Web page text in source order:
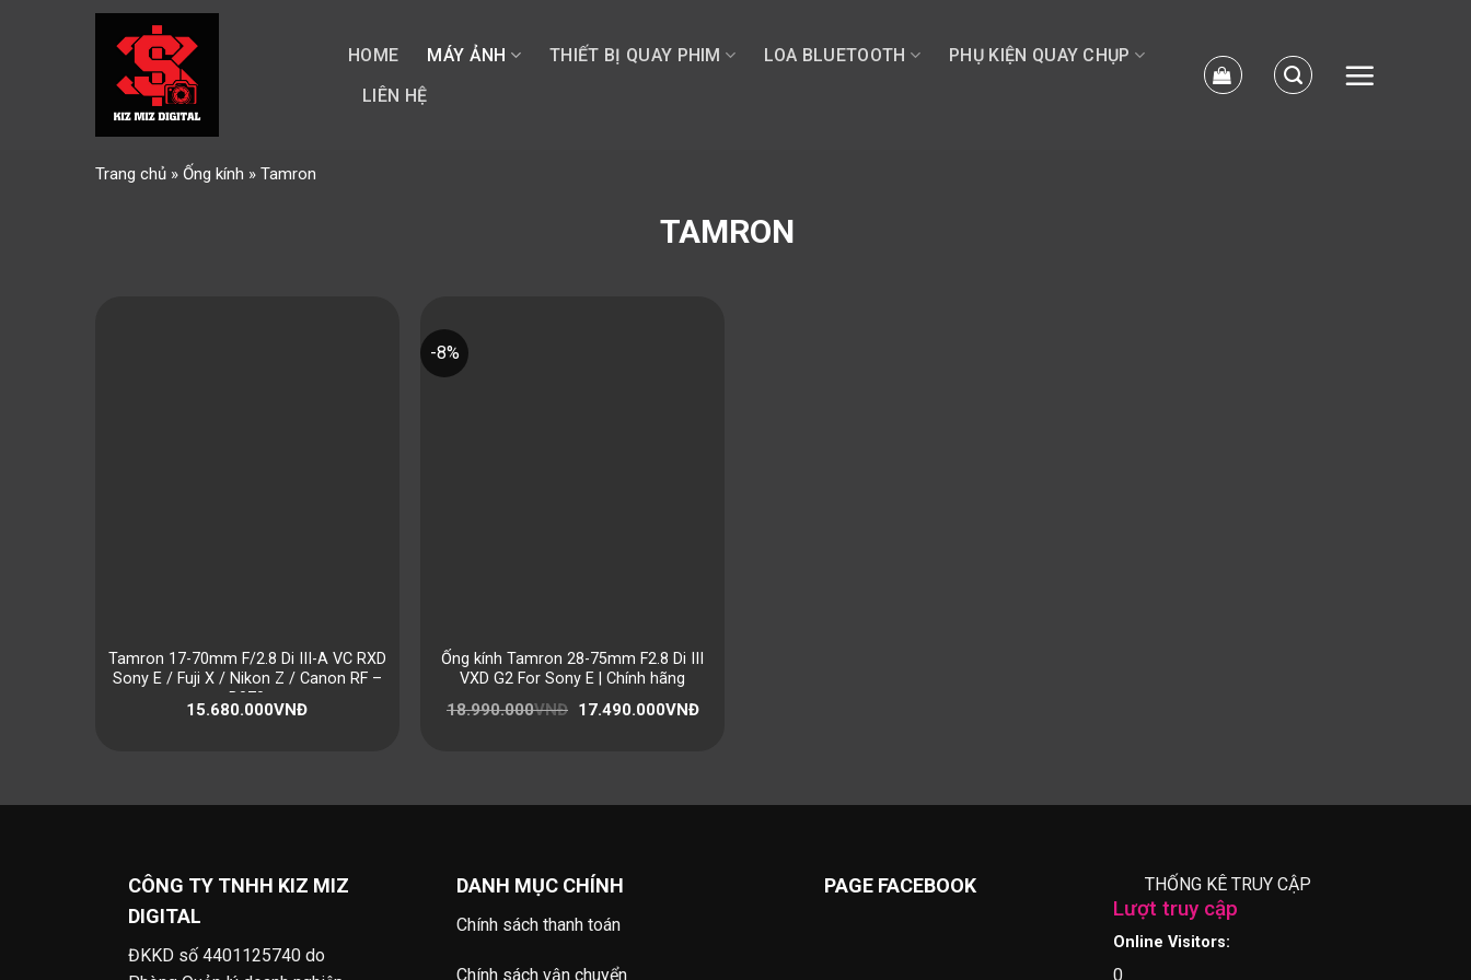
HOME MÁY ẢNH THIẾT BỊ QUAY PHIM LOA BLUETOOTH
PHỤ KIỆN QUAY CHỤP
LIÊN HỆ
Trang chủ » Ống kính » Tamron
TAMRON
Tamron 17-70mm F/2.8 Di III-A VC RXD
Sony E / Fuji X / Nikon Z / Canon RF –
B070
15.680.000VNĐ
-8%
Ống kính Tamron 28-75mm F2.8 Di III
VXD G2 For Sony E | Chính hãng
18.990.000VNĐ 17.490.000VNĐ
CÔNG TY TNHH KIZ MIZ
DIGITAL
ĐKKD số 4401125740 do
DANH MỤC CHÍNH
Chính sách thanh toán
Chính sách vận chuyển
PAGE FACEBOOK THỐNG KÊ TRUY CẬP
Lượt truy cập
Online Visitors:
0